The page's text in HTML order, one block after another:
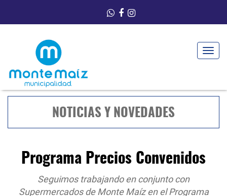
Toggle
NOTICIAS Y NOVEDADES
Programa Precios Convenidos
Seguimos trabajando en conjunto con
Supermercados de Monte Maíz en el Programa